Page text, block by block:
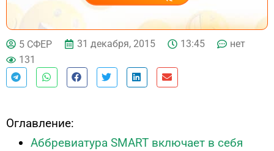
ДЕЙСТВУЙ
5 СФЕР 31 декабря, 2015 13:45
нет
131
Оглавление:
Аббревиатура SMART включает в себя